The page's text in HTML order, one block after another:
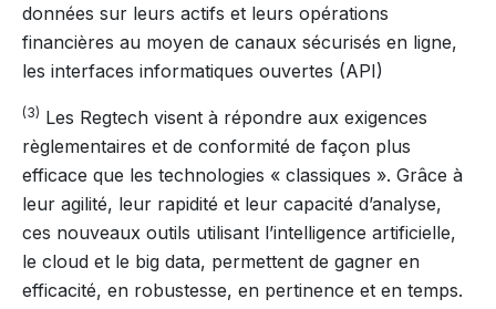
données sur leurs actifs et leurs opérations
financières au moyen de canaux sécurisés en ligne,
les interfaces informatiques ouvertes (API)
(3) Les Regtech visent à répondre aux exigences
règlementaires et de conformité de façon plus
efficace que les technologies « classiques ». Grâce à
leur agilité, leur rapidité et leur capacité d’analyse,
ces nouveaux outils utilisant l’intelligence artificielle,
le cloud et le big data, permettent de gagner en
efficacité, en robustesse, en pertinence et en temps.